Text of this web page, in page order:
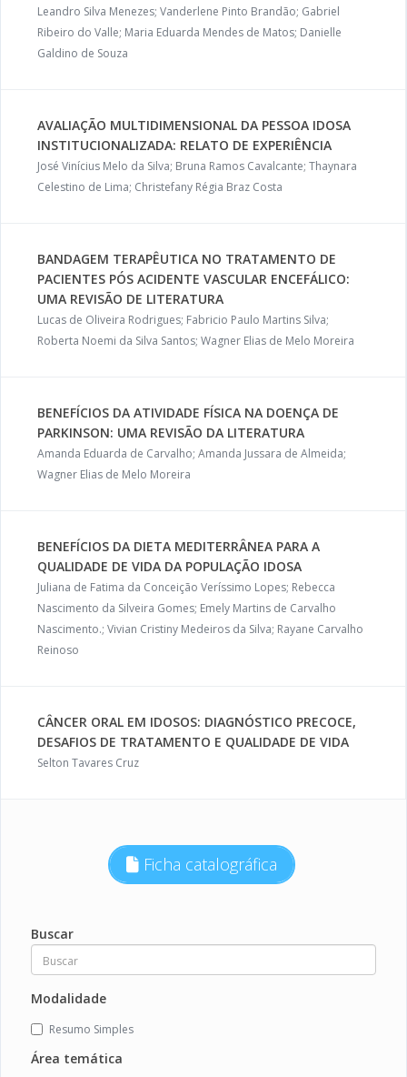
Leandro Silva Menezes; Vanderlene Pinto Brandão; Gabriel
Ribeiro do Valle; Maria Eduarda Mendes de Matos; Danielle
Galdino de Souza
AVALIAÇÃO MULTIDIMENSIONAL DA PESSOA IDOSA
INSTITUCIONALIZADA: RELATO DE EXPERIÊNCIA
José Vinícius Melo da Silva; Bruna Ramos Cavalcante; Thaynara
Celestino de Lima; Christefany Régia Braz Costa
BANDAGEM TERAPÊUTICA NO TRATAMENTO DE
PACIENTES PÓS ACIDENTE VASCULAR ENCEFÁLICO:
UMA REVISÃO DE LITERATURA
Lucas de Oliveira Rodrigues; Fabricio Paulo Martins Silva;
Roberta Noemi da Silva Santos; Wagner Elias de Melo Moreira
BENEFÍCIOS DA ATIVIDADE FÍSICA NA DOENÇA DE
PARKINSON: UMA REVISÃO DA LITERATURA
Amanda Eduarda de Carvalho; Amanda Jussara de Almeida;
Wagner Elias de Melo Moreira
BENEFÍCIOS DA DIETA MEDITERRÂNEA PARA A
QUALIDADE DE VIDA DA POPULAÇÃO IDOSA
Juliana de Fatima da Conceição Veríssimo Lopes; Rebecca
Nascimento da Silveira Gomes; Emely Martins de Carvalho
Nascimento.; Vivian Cristiny Medeiros da Silva; Rayane Carvalho
Reinoso
CÂNCER ORAL EM IDOSOS: DIAGNÓSTICO PRECOCE,
DESAFIOS DE TRATAMENTO E QUALIDADE DE VIDA
Selton Tavares Cruz
Ficha catalográfica
Buscar
Modalidade
Resumo Simples
Área temática